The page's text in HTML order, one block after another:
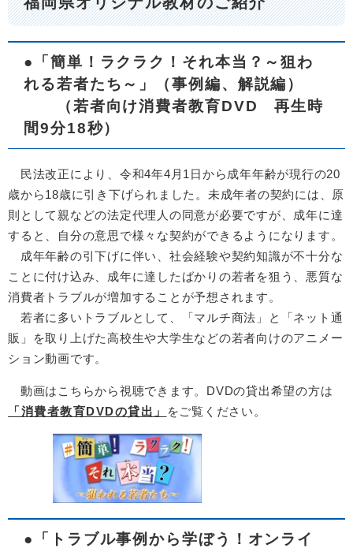
●「簡単！ラクラク！それ本当？～狙わ
れる若者たち～」（事例編、解説編）
（若者向け消費者教育DVD 再生時
間9分18秒）
民法改正により、令和4年4月1日から成年年齢が現行の20
歳から18歳に引き下げられました。未成年者の契約には、原
則として親などの法定代理人の同意が必要ですが、成年に達
すると、自分の意思で様々な契約ができるようになります。
成年年齢の引下げに伴い、社会経験や契約知識が不十分な
ことに付け込み、成年に達したばかりの若者を狙う、悪質な
消費者トラブルが増加することが予想されます。
若者に多いトラブルとして、「マルチ商法」と「ネット通
販」を取り上げた高校生や大学生などの若者向けのアニメー
ション動画です。
動画はこちらから視聴できます。DVDの貸出希望の方は
「消費者教育DVDの貸出」
をご覧ください。
●「トラブル事例から学ぼう！オンライ